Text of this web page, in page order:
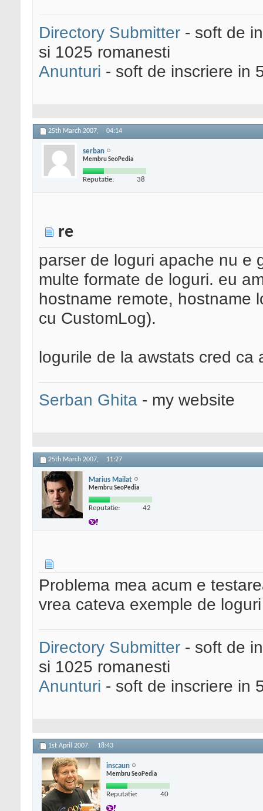
Directory Submitter - soft de
si 1025 romanesti
Anunturi - soft de inscriere in
25th March 2007, 04:14
serban
Membru SeoPedia
Reputatie: 38
re
parser de loguri apache nu e
multe formate de loguri. eu
hostname remote, hostname
cu CustomLog).
logurile de la awstats cred ca
Serban Ghita - my website
25th March 2007, 11:27
Marius Mailat
Membru SeoPedia
Reputatie: 42
Problema mea acum e
vrea cateva exemple de
Directory Submitter - soft de
si 1025 romanesti
Anunturi - soft de inscriere in
1st April 2007, 18:43
inscaun
Membru SeoPedia
Reputatie: 40